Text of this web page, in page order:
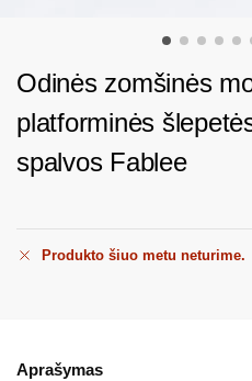
Odinės zomšinės
platforminės
spalvos Fablee
Produkto šiuo metu neturime.
Aprašymas